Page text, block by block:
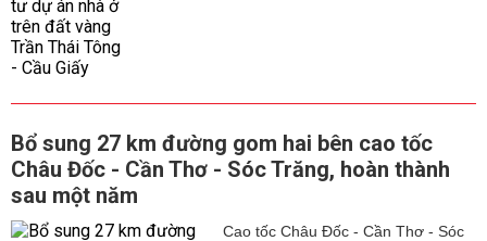
Bổ sung 27 km đường gom hai bên cao tốc
Châu Đốc - Cần Thơ - Sóc Trăng, hoàn thành
sau một năm
Cao tốc Châu Đốc - Cần Thơ - Sóc